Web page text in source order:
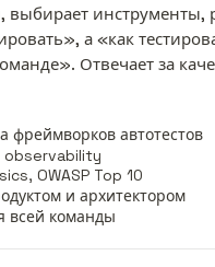
выбирает инструменты,
а «как
Отвечает за
фреймворков автотестов
observability
OWASP Top 10
и архитектором
всей команды